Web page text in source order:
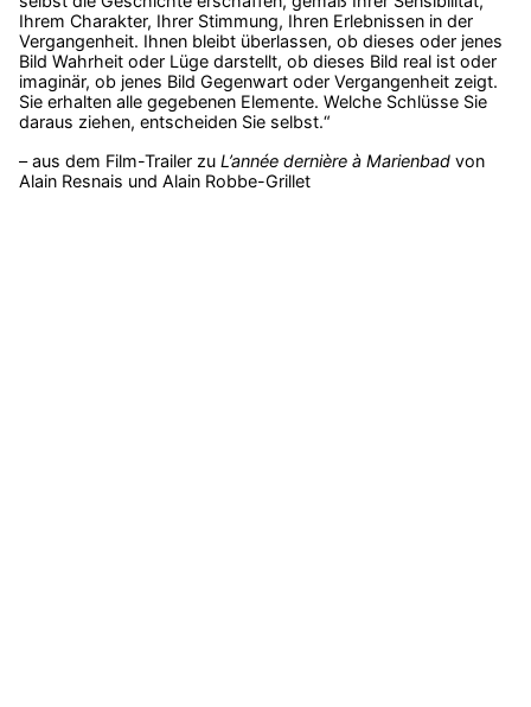
Ihrem Charakter, Ihrer Stimmung, Ihren Erlebnissen in der
Vergangenheit. Ihnen bleibt überlassen, ob dieses oder jenes
Bild Wahrheit oder Lüge darstellt, ob dieses Bild real ist oder
imaginär, ob jenes Bild Gegenwart oder Vergangenheit zeigt.
Sie erhalten alle gegebenen Elemente. Welche Schlüsse Sie
daraus ziehen, entscheiden Sie selbst.“
– aus dem Film-Trailer zu L’année dernière à Marienbad von
Alain Resnais und Alain Robbe-Grillet